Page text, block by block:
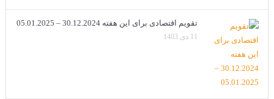
تقویم اقتصادی برای این هفته 30.12.2024 – 05.01.2025
11 دی 1403